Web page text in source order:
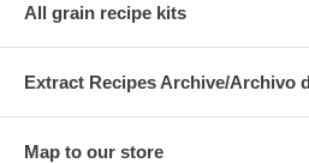
All grain recipe kits
Extract Recipes Archive/Archivo
Map to our store